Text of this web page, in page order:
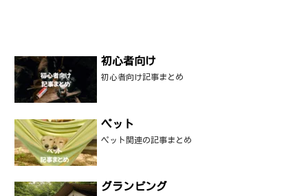
初心者向け
初心者向け記事まとめ
ペット
ペット関連の記事まとめ
グランピング